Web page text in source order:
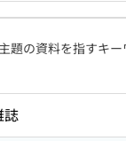
題の資料を指すキ
誌